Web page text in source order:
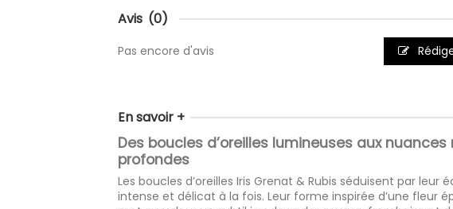
Avis (0)
Pas encore d'avis
En savoir +
Des boucles d’oreilles lumineuses aux nuances
profondes
Les boucles d’oreilles Iris Grenat & Rubis séduisent par leur
intense et délicat à la fois. Leur forme inspirée d’une fleur